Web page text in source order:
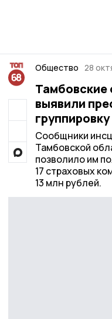
Общество 28
Тамбовские
выявили
Сообщники
Тамбовской
позволило им
17 страховых
13 млн рублей.